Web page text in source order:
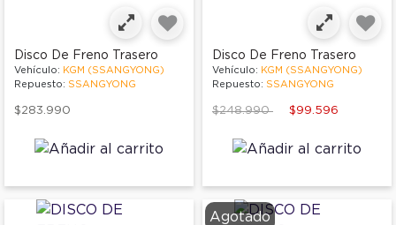
Disco De Freno Trasero
Vehículo: KGM (SSANGYONG)
Repuesto: SSANGYONG
$283.990
Disco De Freno Trasero
Vehículo: KGM (SSANGYONG)
Repuesto: SSANGYONG
Price reduced from
$248.990to $99.596
Agotado